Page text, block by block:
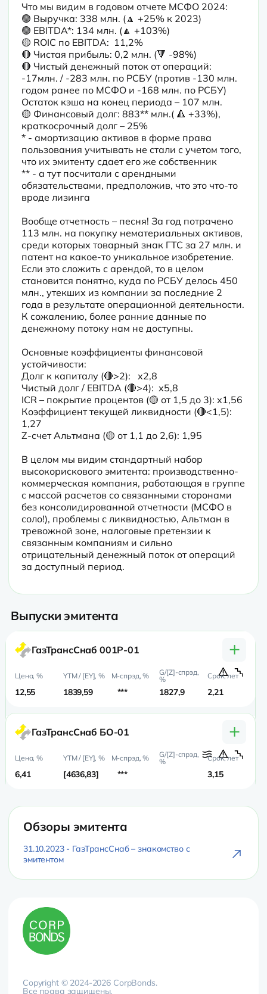
Что мы видим в годовом отчете МСФО 2024:
🟢 Выручка: 338 млн. (🔼 +25% к 2023)
🟢 EBITDA*: 134 млн. (🔼 +103%)
🟡 ROIC по EBITDA:  11,2%
🔴 Чистая прибыль: 0,2 млн. (🔻 -98%)
🔴 Чистый денежный поток от операций:
-17млн. / -283 млн. по РСБУ (против -130 млн.
годом ранее по МСФО и -168 млн. по РСБУ)
Остаток кэша на конец периода – 107 млн.
🟡 Финансовый долг: 883** млн.( 🔺 +33%),
краткосрочный долг – 25%
* - амортизацию активов в форме права
пользования учитывать не стали с учетом того,
что их эмитенту сдает его же собственник
** - а тут посчитали с арендными
обязательствами, предположив, что это что-то
вроде лизинга
Вообще отчетность – песня! За год потрачено
113 млн. на покупку нематериальных активов,
среди которых товарный знак ГТС за 27 млн. и
патент на какое-то уникальное изобретение.
Если это сложить с арендой, то в целом
становится понятно, куда по РСБУ делось 450
млн., утекших из компании за последние 2
года в результате операционной деятельности.
К сожалению, более ранние данные по
денежному потоку нам не доступны.
Основные коэффициенты финансовой
устойчивости:
Долг к капиталу (🔴>2):   х2,8
Чистый долг / EBITDA (🔴>4):  х5,8
ICR – покрытие процентов (🟡 от 1,5 до 3): х1,56
Коэффициент текущей ликвидности (🔴<1,5):
1,27
Z-счет Альтмана (🟡 от 1,1 до 2,6): 1,95
В целом мы видим стандартный набор
высокорискового эмитента: производственно-
коммерческая компания, работающая в группе
с массой расчетов со связанными сторонами
без консолидированной отчетности (МСФО в
соло!), проблемы с ликвидностью, Альтман в
тревожной зоне, налоговые претензии к
связанным компаниям и сильно
отрицательный денежный поток от операций
за доступный период.
Выпуски эмитента
ГазТрансСнаб 001Р-01 +
12,55 1839,59 *** 1827,9 2,21
ГазТрансСнаб БО-01 +
6,41 4636,83 *** 3,15
Обзоры эмитента
31.10.2023 - ГазТрансСнаб – знакомство с
эмитентом
Copyright © 2024-2026 CorpBonds.
Все права защищены.